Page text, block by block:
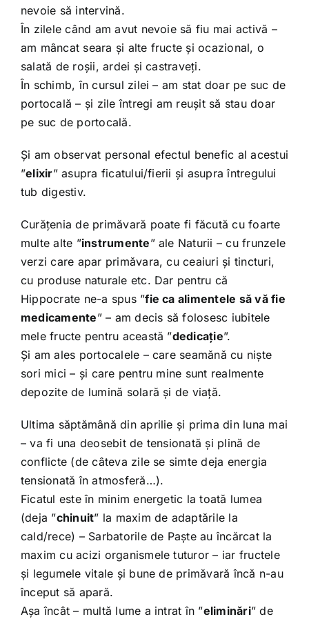
nevoie să intervină.
În zilele când am avut nevoie să fiu mai activă –
am mâncat seara și alte fructe și ocazional, o
salată de roșii, ardei și castraveți.
În schimb, în cursul zilei – am stat doar pe suc de
portocală – și zile întregi am reușit să stau doar
pe suc de portocală.
Și am observat personal efectul benefic al acestui
”elixir” asupra ficatului/fierii și asupra întregului
tub digestiv.
Curățenia de primăvară poate fi făcută cu foarte
multe alte ”instrumente” ale Naturii – cu frunzele
verzi care apar primăvara, cu ceaiuri și tincturi,
cu produse naturale etc. Dar pentru că
Hippocrate ne-a spus ”fie ca alimentele să vă fie
medicamente” – am decis să folosesc iubitele
mele fructe pentru această ”dedicație”.
Și am ales portocalele – care seamănă cu niște
sori mici – și care pentru mine sunt realmente
depozite de lumină solară și de viață.
Ultima săptămână din aprilie și prima din luna mai
– va fi una deosebit de tensionată și plină de
conflicte (de câteva zile se simte deja energia
tensionată în atmosferă…).
Ficatul este în minim energetic la toată lumea
(deja ”chinuit” la maxim de adaptările la
cald/rece) – Sarbatorile de Paște au încărcat la
maxim cu acizi organismele tuturor – iar fructele
și legumele vitale și bune de primăvară încă n-au
început să apară.
Așa încât – multă lume a intrat în ”eliminări” de